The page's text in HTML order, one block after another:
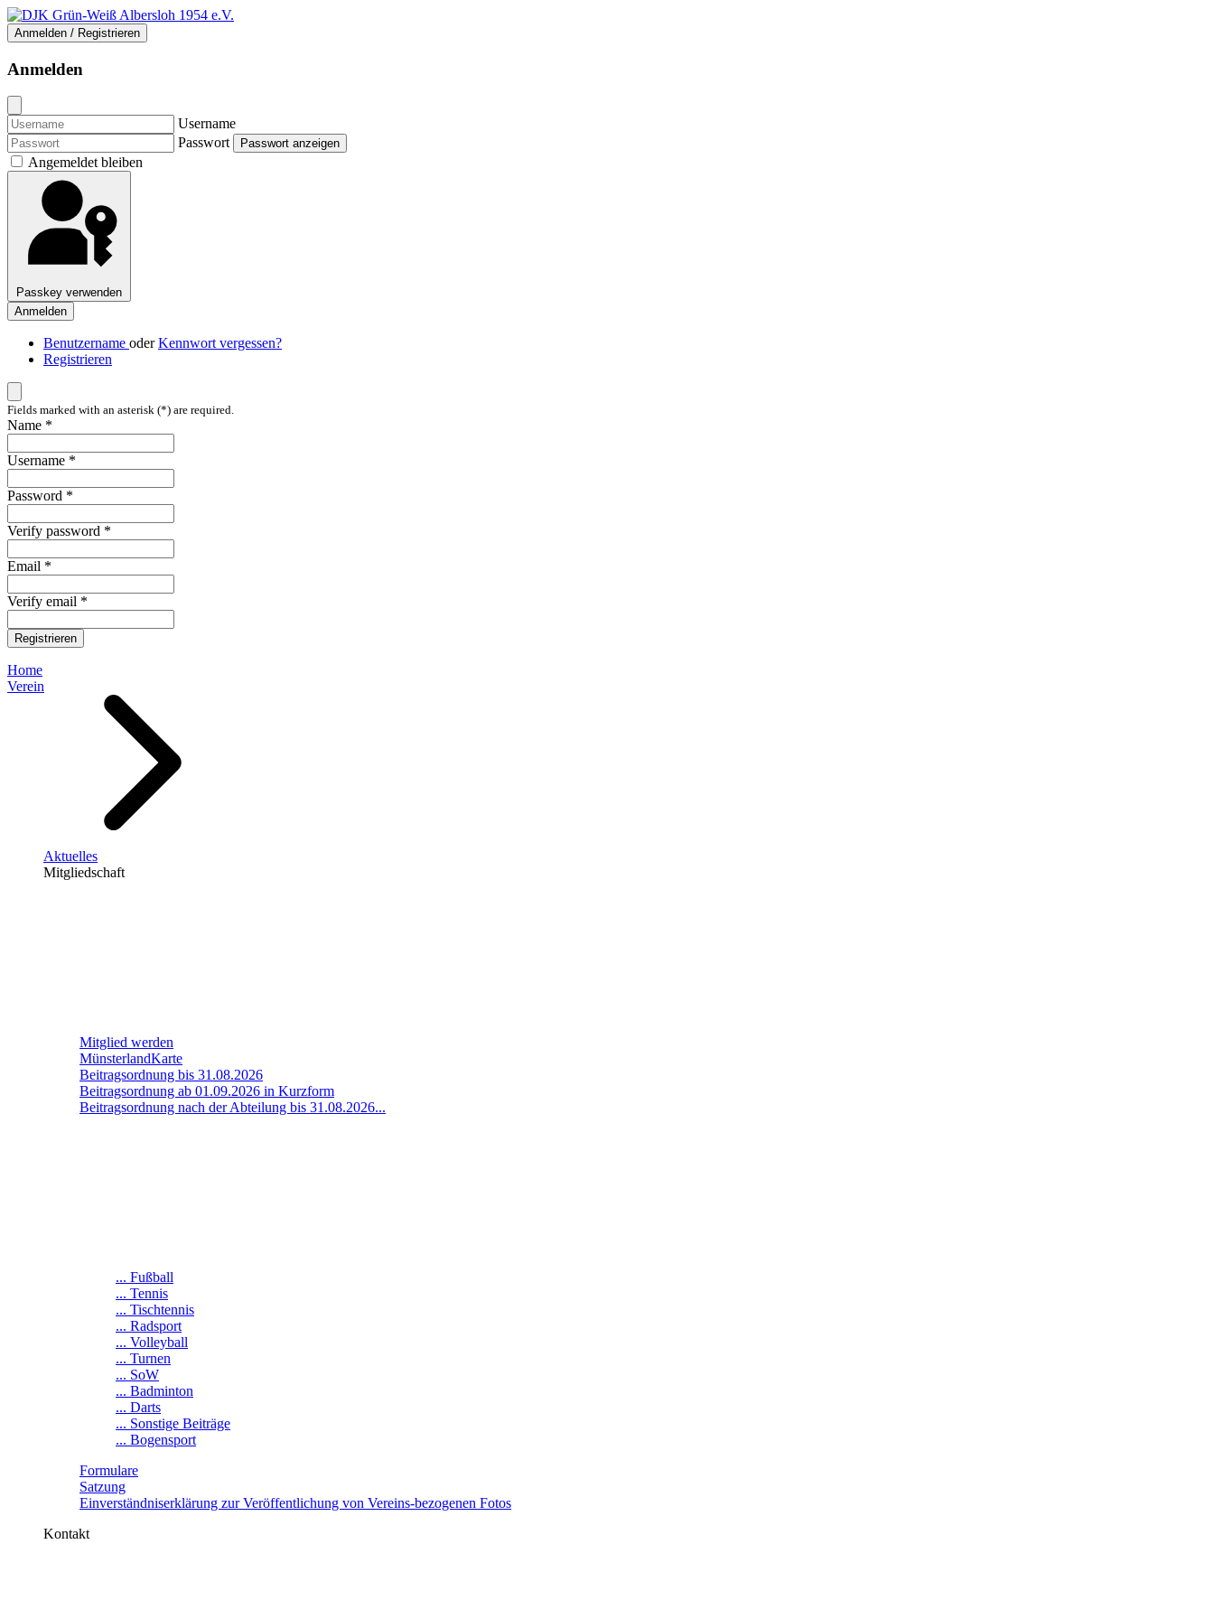
Anmelden / Registrieren
Anmelden
Username
Passwort
Passwort anzeigen
Angemeldet bleiben
Passkey verwenden
Anmelden
Benutzername oderKennwort vergessen?
Registrieren
Fields marked with an asterisk (*) are required.
Name *
Username *
Password *
Verify password *
Email *
Verify email *
Registrieren
Home
Verein
Aktuelles
Mitgliedschaft
Mitglied werden
MünsterlandKarte
Beitragsordnung bis 31.08.2026
Beitragsordnung ab 01.09.2026 in Kurzform
Beitragsordnung nach der Abteilung bis 31.08.2026...
... Fußball
... Tennis
... Tischtennis
... Radsport
... Volleyball
... Turnen
... SoW
... Badminton
... Darts
... Sonstige Beiträge
... Bogensport
Formulare
Satzung
Einverständniserklärung zur Veröffentlichung von Vereins-bezogenen Fotos
Kontakt